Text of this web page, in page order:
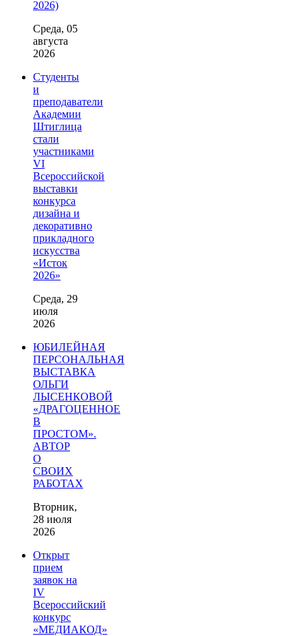
2026)
Среда, 05
августа
2026
Студенты
и
преподаватели
Академии
Штиглица
стали
участниками
VI
Всероссийской
выставки
конкурса
дизайна и
декоративно
прикладного
искусства
«Исток
2026»
Среда, 29
июля
2026
ЮБИЛЕЙНАЯ
ПЕРСОНАЛЬНАЯ
ВЫСТАВКА
ОЛЬГИ
ЛЫСЕНКОВОЙ
«ДРАГОЦЕННОЕ
В
ПРОСТОМ».
АВТОР
О
СВОИХ
РАБОТАХ
Вторник,
28 июля
2026
Открыт
прием
заявок на
IV
Всероссийский
конкурс
«МЕДИАКОД»